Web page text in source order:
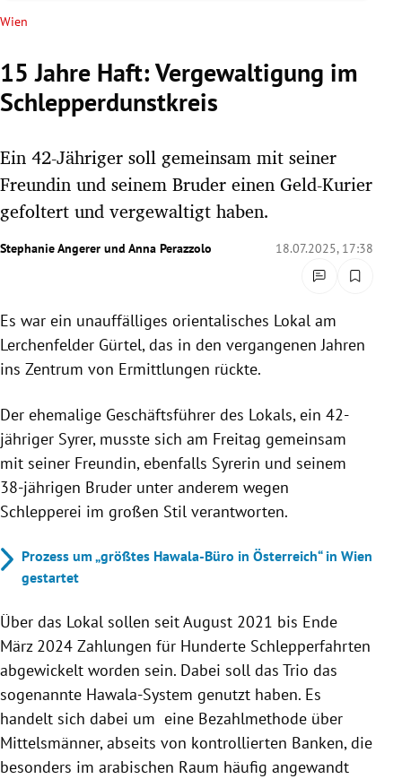
Untermenü
Untermenü
Untermenü
Untermenü
Untermenü
Untermenü
Untermenü
Wien
15 Jahre Haft: Vergewaltigung im
Schlepperdunstkreis
Ein 42-Jähriger soll gemeinsam mit seiner
Freundin und seinem Bruder einen Geld-Kurier
gefoltert und vergewaltigt haben.
Stephanie Angerer und Anna Perazzolo 18.07.2025, 17:38
Es war ein unauffälliges orientalisches Lokal am
Lerchenfelder Gürtel, das in den vergangenen Jahren
ins Zentrum von Ermittlungen rückte.
Der ehemalige Geschäftsführer des Lokals, ein 42-
jähriger Syrer, musste sich am Freitag gemeinsam
mit seiner Freundin, ebenfalls Syrerin und seinem
38-jährigen Bruder unter anderem wegen
Schlepperei im großen Stil verantworten.
Prozess um „größtes Hawala-Büro in Österreich“ in Wien
gestartet
Über das Lokal sollen seit August 2021 bis Ende
März 2024 Zahlungen für Hunderte Schlepperfahrten
abgewickelt worden sein. Dabei soll das Trio das
sogenannte Hawala-System genutzt haben. Es
handelt sich dabei um eine Bezahlmethode über
Mittelsmänner, abseits von kontrollierten Banken, die
besonders im arabischen Raum häufig angewandt